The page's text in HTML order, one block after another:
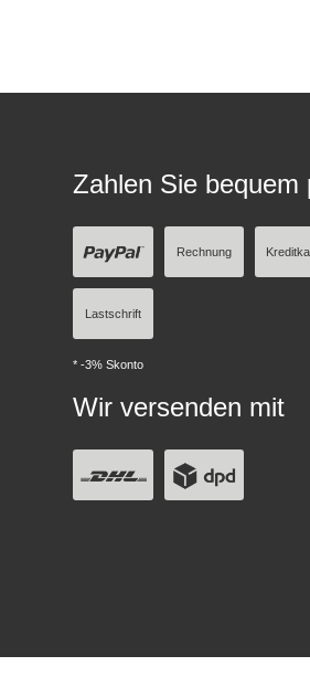
Zahlen Sie bequem
Rechnung
Lastschrift
* -3% Skonto
Wir versenden mit